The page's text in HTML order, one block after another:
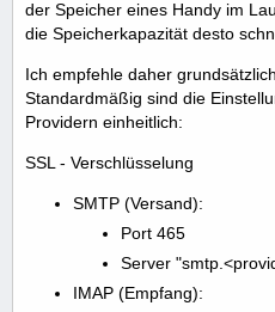
der Speicher eines Handy im
die Speicherkapazität desto
Ich empfehle daher
Standardmäßig sind die
Providern einheitlich:
SSL - Verschlüsselung
SMTP (Versand):
Port 465
Server
IMAP (Empfang):